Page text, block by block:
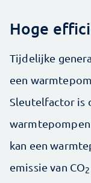
Hoge
Tijdelijke
een
Sleutelfactor is
kan een
emissie van CO2